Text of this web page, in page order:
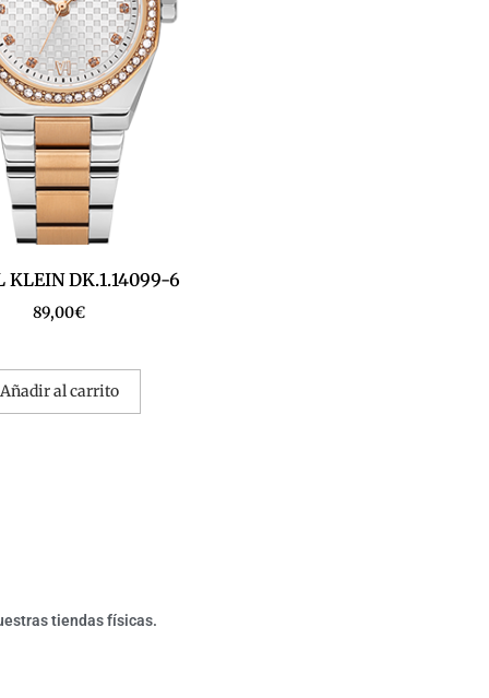
KLEIN DK.1.14099-6
89,00€
Añadir al carrito
tiendas físicas.